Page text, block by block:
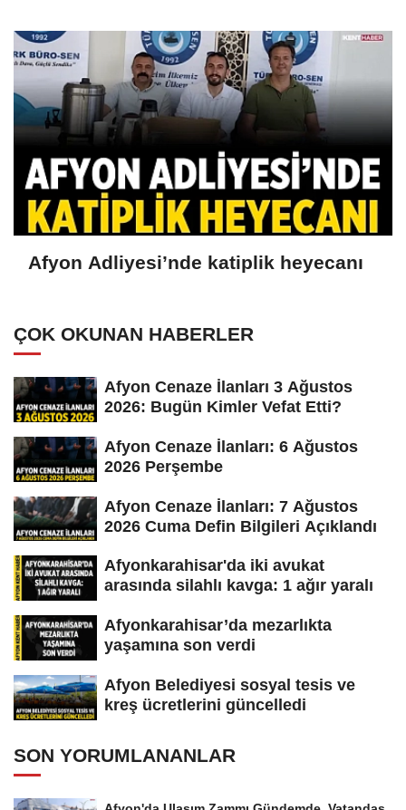
Afyon Adliyesi’nde katiplik heyecanı
ÇOK OKUNAN HABERLER
Afyon Cenaze İlanları 3 Ağustos
2026: Bugün Kimler Vefat Etti?
Afyon Cenaze İlanları: 6 Ağustos
2026 Perşembe
Afyon Cenaze İlanları: 7 Ağustos
2026 Cuma Defin Bilgileri Açıklandı
Afyonkarahisar'da iki avukat
arasında silahlı kavga: 1 ağır yaralı
Afyonkarahisar’da mezarlıkta
yaşamına son verdi
Afyon Belediyesi sosyal tesis ve
kreş ücretlerini güncelledi
SON YORUMLANANLAR